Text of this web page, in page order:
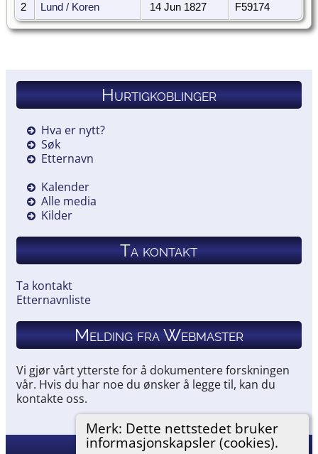
Merk: Dette nettstedet bruker
informasjonskapsler (cookies).
2 Lund / Koren 14 Jun 1827 F59174
Hurtigkoblinger
Hva er nytt?
Søk
Etternavn
Kalender
Alle media
Kilder
Ta kontakt
Ta kontakt
Etternavnliste
Melding fra Webmaster
Vi gjør vårt ytterste for å dokumentere forskningen
vår. Hvis du har noe du ønsker å legge til, kan du
kontakte oss.